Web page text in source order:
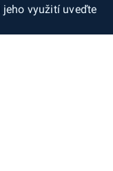
jeho využití uveďte